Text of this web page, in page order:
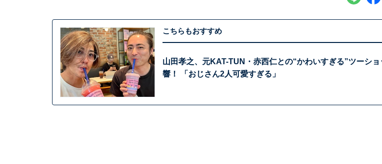
こちらもおすすめ
山田孝之、元KAT-TUN・赤西仁との“かわいすぎる”ツーショ
響！ 「おじさん2人可愛すぎる」